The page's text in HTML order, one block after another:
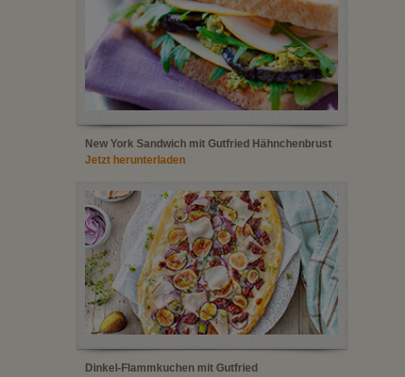
New York Sandwich mit Gutfried Hähnchenbrust
Jetzt herunterladen
Dinkel-Flammkuchen mit Gutfried